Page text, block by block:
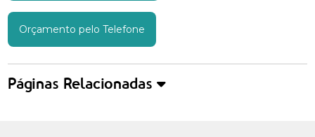
Orçamento pelo Telefone
Páginas Relacionadas